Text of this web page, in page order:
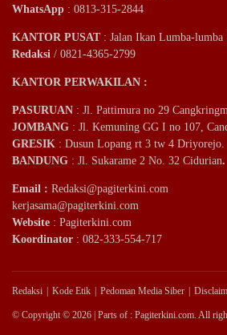
WhatsApp : 0813-315-2844
KANTOR PUSAT: Jalan Ikan Lumba-lumba
Redaksi / 0821-4365-2799
KANTOR PERWAKILAN :
PASURUAN : Jl. Pattimura no 29
JOMBANG : Jl. Kemuning GG I no 107,
GRESIK : Dusun Lopang rt 3 tw 4 Driyorejo.
BANDUNG : Jl. Sukarame 2 No. 32 Cidurian.
Email : Redaksi@pagiterkini.com
kerjasama@pagiterkini.com
Website : Pagiterkini.com
Koordinator : 082-333-554-717
Redaksi Kode Etik Pedoman Media Siber
© Copyright © 2026 | Parts of : Pagiterkini.com. All